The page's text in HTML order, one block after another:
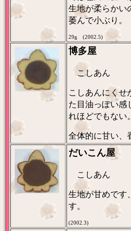
生地が柔らかい
萎んで小ぶり。
29g (2002.5)
博多屋
こしあん
こしあんにくせ
た目油っぽい感
れほどでもない。
全体的に甘い、
だいこん屋
こしあん
生地が甘めです
す。
(2002.3)